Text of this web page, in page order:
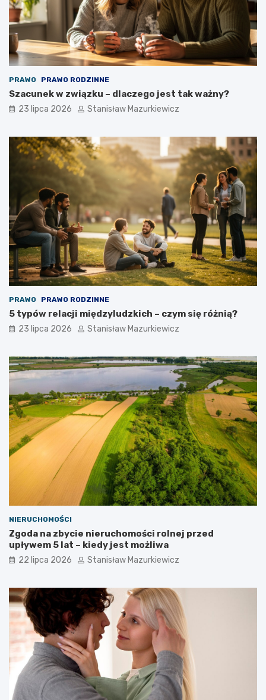
PRAWO PRAWO RODZINNE
Szacunek w związku – dlaczego jest tak ważny?
23 lipca 2026 Stanisław Mazurkiewicz
PRAWO PRAWO RODZINNE
5 typów relacji międzyludzkich – czym się różnią?
23 lipca 2026 Stanisław Mazurkiewicz
NIERUCHOMOŚCI
Zgoda na zbycie nieruchomości rolnej przed
upływem 5 lat – kiedy jest możliwa
22 lipca 2026 Stanisław Mazurkiewicz